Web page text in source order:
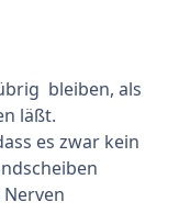
bleiben, als
läßt.
es zwar kein